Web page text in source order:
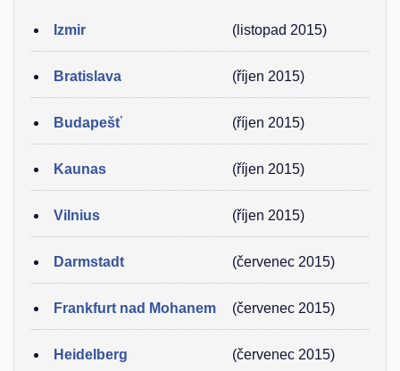
Izmir (listopad 2015)
Bratislava (říjen 2015)
Budapešť (říjen 2015)
Kaunas (říjen 2015)
Vilnius (říjen 2015)
Darmstadt (červenec 2015)
Frankfurt nad Mohanem (červenec 2015)
Heidelberg (červenec 2015)